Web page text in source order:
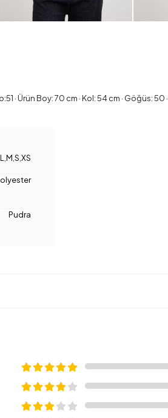
· Ürün Boy: 70 cm · Kol: 54 cm · Göğüs: 50 ·
L ,M ,S ,XS
Pudra